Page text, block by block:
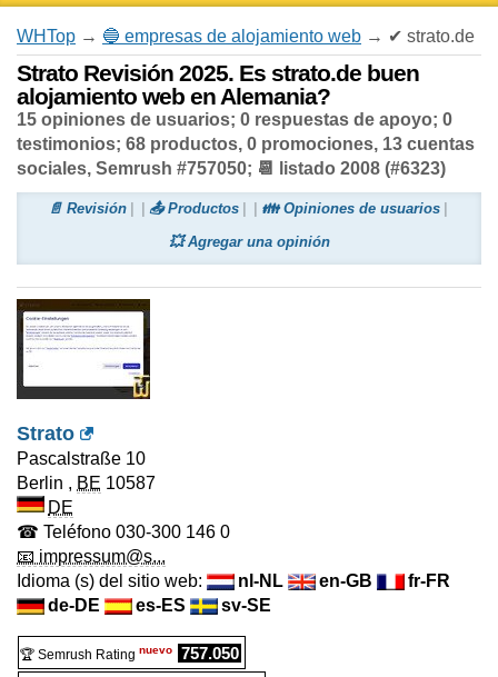
WHTop → 🔵 empresas de alojamiento web → ✔ strato.de
Strato Revisión 2025. Es strato.de buen
alojamiento web en Alemania?
15 opiniones de usuarios; 0 respuestas de apoyo; 0
testimonios; 68 productos, 0 promociones, 13 cuentas
sociales, Semrush #757050; 📆 listado 2008 (#6323)
📄 Revisión 📤 Productos
👪 Opiniones de usuarios
💥 Agregar una opinión
Strato
Pascalstraße 10
Berlin , BE 10587
DE
☎ Teléfono 030-300 146 0
📧 impressum@s...
Idioma (s) del sitio web:
nl-NL en-GB
fr-FR
de-DE
es-ES sv-SE
🏆 Semrush Rating nuevo 757.050